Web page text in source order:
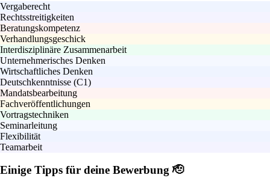
Vergaberecht
Rechtsstreitigkeiten
Beratungskompetenz
Verhandlungsgeschick
Interdisziplinäre Zusammenarbeit
Unternehmerisches Denken
Wirtschaftliches Denken
Deutschkenntnisse (C1)
Mandatsbearbeitung
Fachveröffentlichungen
Vortragstechniken
Seminarleitung
Flexibilität
Teamarbeit
Einige Tipps für deine Bewerbung 🫡